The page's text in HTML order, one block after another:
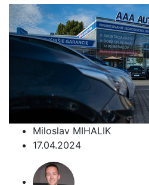
Miloslav MIHALIK
17.04.2024